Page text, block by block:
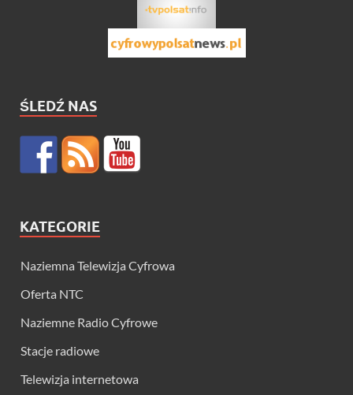
ŚLEDŹ NAS
KATEGORIE
Naziemna Telewizja Cyfrowa
Oferta NTC
Naziemne Radio Cyfrowe
Stacje radiowe
Telewizja internetowa